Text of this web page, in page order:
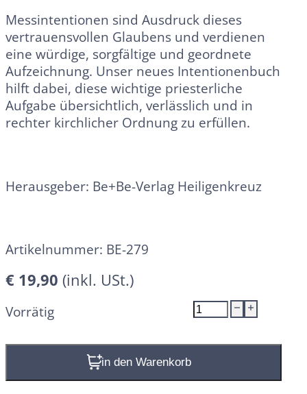
Messintentionen sind Ausdruck dieses
vertrauensvollen Glaubens und verdienen
eine würdige, sorgfältige und geordnete
Aufzeichnung. Unser neues Intentionenbuch
hilft dabei, diese wichtige priesterliche
Aufgabe übersichtlich, verlässlich und in
rechter kirchlicher Ordnung zu erfüllen.
Herausgeber: Be+Be-Verlag Heiligenkreuz
Artikelnummer: BE-279
€ 19,90
Vorrätig
Intentionenbuch
Menge
In den Warenkorb